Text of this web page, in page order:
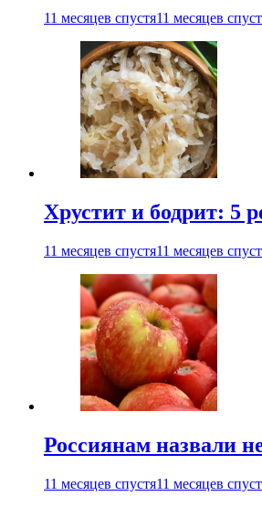
11 месяцев спустя11 месяцев
Хрустит и бодрит: 5
11 месяцев спустя11 месяцев
Россиянам назвали
11 месяцев спустя11 месяцев